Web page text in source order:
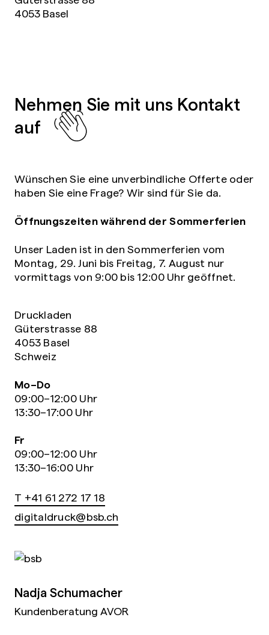
4053 Basel
Nehmen Sie mit uns Kontakt
auf
Wünschen Sie eine unverbindliche Offerte oder
haben Sie eine Frage? Wir sind für Sie da.
Öffnungszeiten während der Sommerferien
Unser Laden ist in den Sommerferien vom
Montag, 29. Juni bis Freitag, 7. August nur
vormittags von 9:00 bis 12:00 Uhr geöffnet.
Druckladen
Güterstrasse 88
4053 Basel
Schweiz
Mo–Do
09:00–12:00 Uhr
13:30–17:00 Uhr
Fr
09:00–12:00 Uhr
13:30–16:00 Uhr
T +41 61 272 17 18
digitaldruck@bsb.ch
Nadja Schumacher
Kundenberatung AVOR